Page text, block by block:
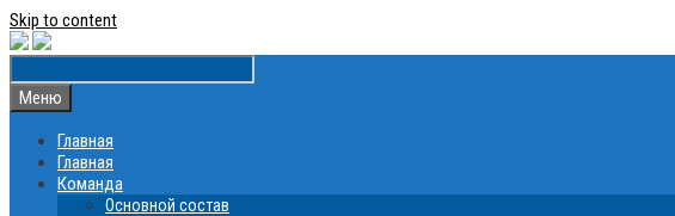
Skip to content
Меню
Главная
Главная
Команда
Основной состав